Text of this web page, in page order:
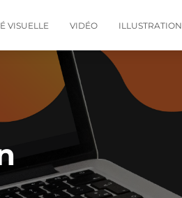
VISUELLE VIDÉO ILLUSTRATION